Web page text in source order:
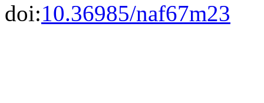
doi:10.36985/naf67m23